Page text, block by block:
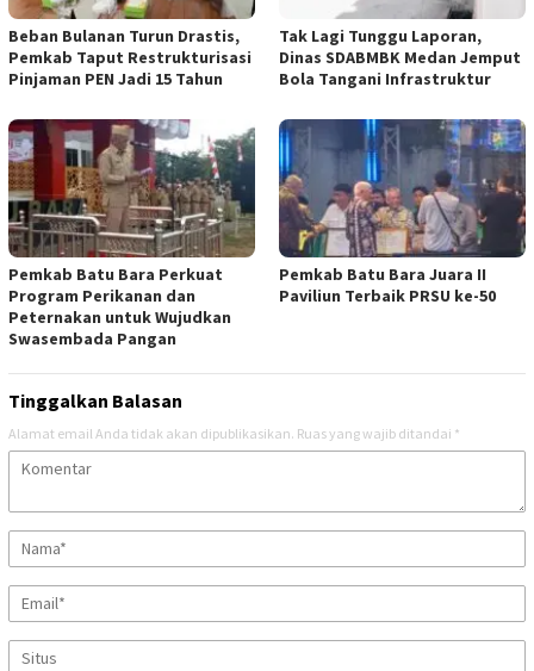
Beban Bulanan Turun Drastis,
Pemkab Taput Restrukturisasi
Pinjaman PEN Jadi 15 Tahun‎
Tak Lagi Tunggu Laporan,
Dinas SDABMBK Medan Jemput
Bola Tangani Infrastruktur
Pemkab Batu Bara Perkuat
Program Perikanan dan
Peternakan untuk Wujudkan
Swasembada Pangan
Pemkab Batu Bara Juara II
Paviliun Terbaik PRSU ke-50
Tinggalkan Balasan
Alamat email Anda tidak akan dipublikasikan. Ruas yang wajib ditandai *